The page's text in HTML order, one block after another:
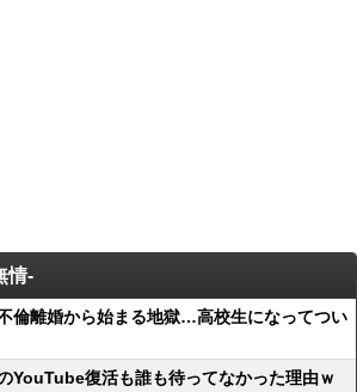
情-
倫離婚から始まる地獄…高校生になってつい
YouTube復活も誰も待ってなかった理由ｗ